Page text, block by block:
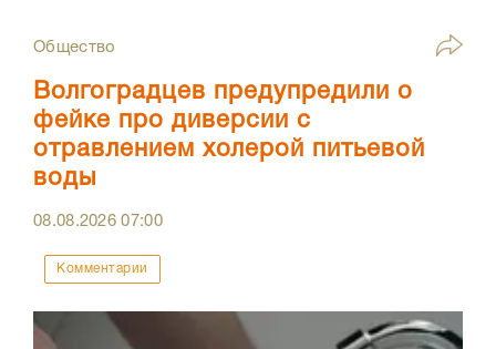
Общество
Волгоградцев предупредили о
фейке про диверсии с
отравлением холерой питьевой
воды
08.08.202607:00
Комментарии